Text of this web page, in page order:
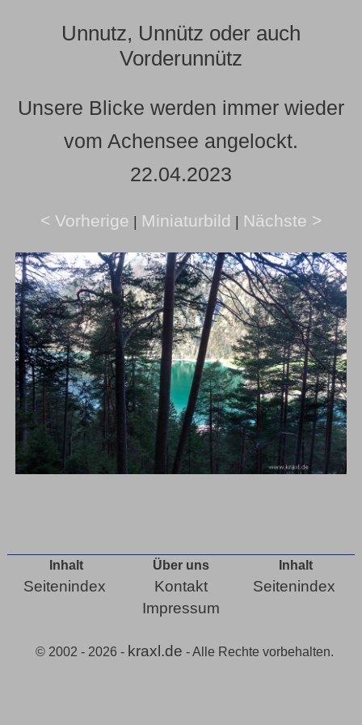
Unnutz, Unnütz oder auch
Vorderunnütz
Unsere Blicke werden immer wieder
vom Achensee angelockt.
22.04.2023
< Vorherige | Miniaturbild | Nächste >
Inhalt
Seitenindex
Über uns
Kontakt
Impressum
Inhalt
Seitenindex
© 2002 - 2026 - kraxl.de - Alle Rechte vorbehalten.